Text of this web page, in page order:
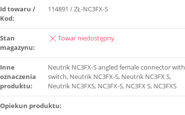
Id towaru /
Kod:
114891 / ZŁ-NC3FX-S
Stan
magazynu:
Towar niedostępny
Inne
oznaczenia
produktu:
Neutrik NC3FX-S angled female connector with
switch, Neutrik NC3FX-S, Neutrik NC3FX S,
Neutrik NC3FXS, NC3FX-S, NC3FX S, NC3FXS
Opiekun produktu: